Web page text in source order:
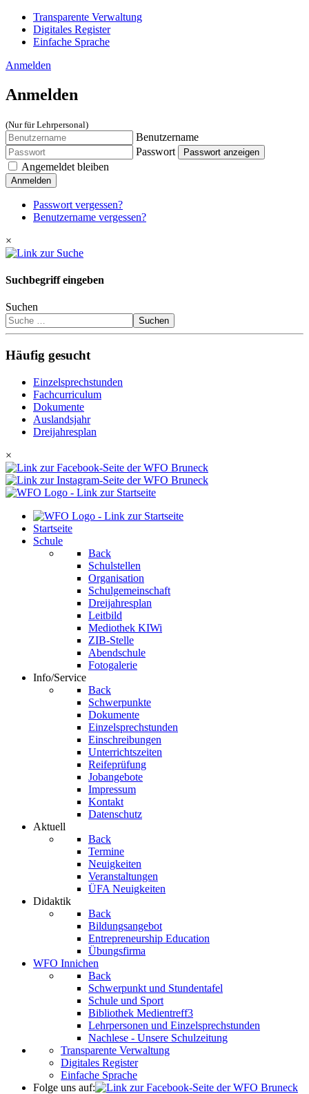
Transparente Verwaltung
Digitales Register
Einfache Sprache
Anmelden
Anmelden
(Nur für Lehrpersonal)
Benutzername
Passwort
Passwort anzeigen
Angemeldet bleiben
Anmelden
Passwort vergessen?
Benutzername vergessen?
×
Suchbegriff eingeben
Suchen
Suchen
Häufig gesucht
Einzelsprechstunden
Fachcurriculum
Dokumente
Auslandsjahr
Dreijahresplan
×
Startseite
Schule
Back
Schulstellen
Organisation
Schulgemeinschaft
Dreijahresplan
Leitbild
Mediothek KIWi
ZIB-Stelle
Abendschule
Fotogalerie
Info/Service
Back
Schwerpunkte
Dokumente
Einzelsprechstunden
Einschreibungen
Unterrichtszeiten
Reifeprüfung
Jobangebote
Impressum
Kontakt
Datenschutz
Aktuell
Back
Termine
Neuigkeiten
Veranstaltungen
ÜFA Neuigkeiten
Didaktik
Back
Bildungsangebot
Entrepreneurship Education
Übungsfirma
WFO Innichen
Back
Schwerpunkt und Stundentafel
Schule und Sport
Bibliothek Medientreff3
Lehrpersonen und Einzelsprechstunden
Nachlese - Unsere Schulzeitung
Transparente Verwaltung
Digitales Register
Einfache Sprache
Folge uns auf: